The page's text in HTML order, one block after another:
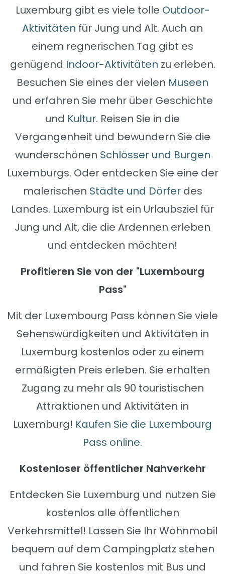
Luxemburg gibt es viele tolle Outdoor-
Aktivitäten für Jung und Alt. Auch an
einem regnerischen Tag gibt es
genügend Indoor-Aktivitäten zu erleben.
Besuchen Sie eines der vielen Museen
und erfahren Sie mehr über Geschichte
und Kultur. Reisen Sie in die
Vergangenheit und bewundern Sie die
wunderschönen Schlösser und Burgen
Luxemburgs. Oder entdecken Sie eine der
malerischen Städte und Dörferdes
Landes. Luxemburg ist ein Urlaubsziel für
Jung und Alt, die die Ardennen erleben
und entdecken möchten!
Profitieren Sie von der "Luxembourg
Pass"
Mit der Luxembourg Pass können Sie viele
Sehenswürdigkeiten und Aktivitäten in
Luxemburg kostenlos oder zu einem
ermäßigten Preis erleben. Sie erhalten
Zugang zu mehr als 90 touristischen
Attraktionen und Aktivitäten in
Luxemburg! Kaufen Sie die Luxembourg
Pass online.
Kostenloser öffentlicher Nahverkehr
Entdecken Sie Luxemburg und nutzen Sie
kostenlos alle öffentlichen
Verkehrsmittel! Lassen Sie Ihr Wohnmobil
bequem auf dem Campingplatz stehen
und fahren Sie kostenlos mit Bus und